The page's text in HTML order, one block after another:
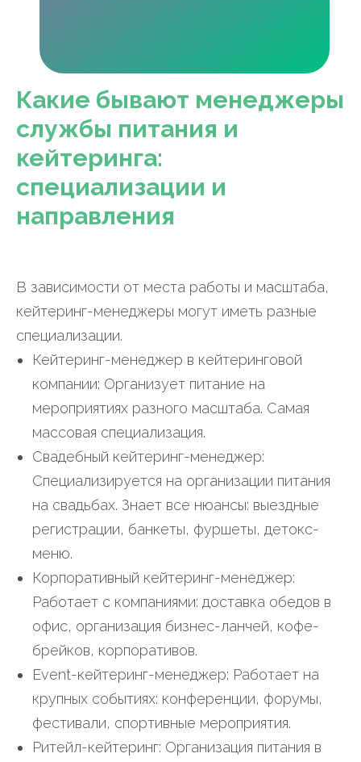
Какие бывают менеджеры
службы питания и
кейтеринга:
специализации и
направления
В зависимости от места работы и масштаба,
кейтеринг-менеджеры могут иметь разные
специализации.
Кейтеринг-менеджер в кейтеринговой
компании: Организует питание на
мероприятиях разного масштаба. Самая
массовая специализация.
Свадебный кейтеринг-менеджер:
Специализируется на организации питания
на свадьбах. Знает все нюансы: выездные
регистрации, банкеты, фуршеты, детокс-
меню.
Корпоративный кейтеринг-менеджер:
Работает с компаниями: доставка обедов в
офис, организация бизнес-ланчей, кофе-
брейков, корпоративов.
Event-кейтеринг-менеджер: Работает на
крупных событиях: конференции, форумы,
фестивали, спортивные мероприятия.
Ритейл-кейтеринг: Организация питания в